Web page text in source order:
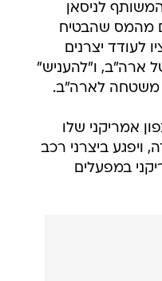
לניסאן
מהמס שהבטיח
לעודד יצרנים
ארה"ב, ו"להעניש"
משטחה לארה"ב.
אמריקני שלו
ויפגע ביצרני רכב
במפעלים